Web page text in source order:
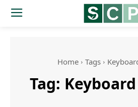
Home Tags
Tag: